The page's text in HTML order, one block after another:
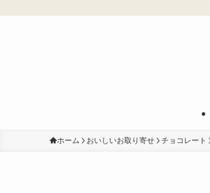
ホーム おいしいお取り寄せ チョコレート